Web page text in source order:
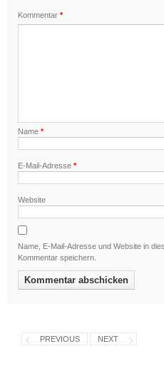
Kommentar *
Name *
E-Mail-Adresse *
Website
Name, E-Mail-Adresse und Website in
Kommentar speichern.
PREVIOUS NEXT